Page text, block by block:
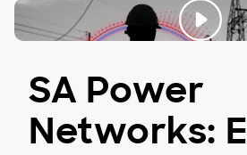
SA Power
Networks: